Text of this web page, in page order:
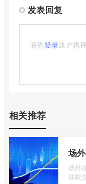
发表回复
请先登录账户再
相关推荐
场外
期权